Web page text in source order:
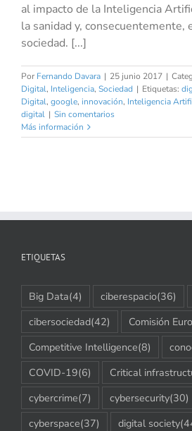
al impacto de la Inteligencia
la sanidad y, consecuentemente,
sociedad. [...]
Por Fernando Davara | 25 junio 2017 |
Digital, Inteligencia, Sociedad | Etiquetas:
Digital, google, innovación, Inteligencia
digital | Sin comentarios
Más información
ETIQUETAS
Big Data(4) ciberespacio(36)
cibersociedad(42) Comisión
Competitive Intelligence(8)
COVID-19(6) Critical
cybercrime(7) cybersecurity(30)
cyberspace(37) digital society